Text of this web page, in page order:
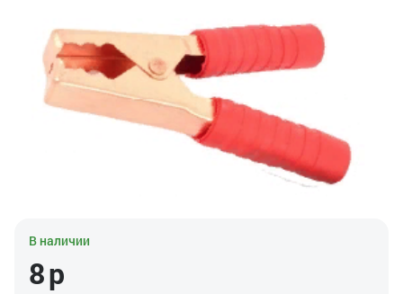
В наличии
8р